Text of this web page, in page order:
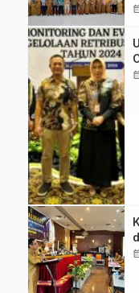
Bapenda Kaltim
laksanakan Rapat
Monev untuk
tingkatkan
penerimaan
retribusi daerah
melalui
transformasi
digital. (Foto:
Istimewa)
KutaiTimur,
TransformasiDigital,
GoodGovernance,
SPBE